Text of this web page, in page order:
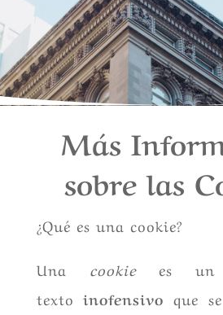
Más
sobre las
¿Qué es una cookie?
Una cookie
es un
texto inofensivo que